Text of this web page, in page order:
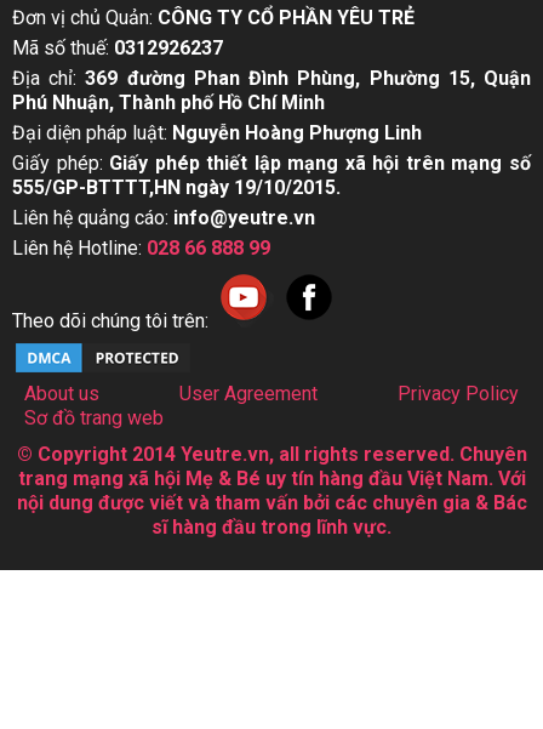
Đơn vị chủ Quản: CÔNG TY CỔ PHẦN YÊU TRẺ
Mã số thuế: 0312926237
Địa chỉ:369 đường Phan Đình Phùng, Phường 15, Quận
Phú Nhuận, Thành phố Hồ Chí Minh
Đại diện pháp luật: Nguyễn Hoàng Phượng Linh
Giấy phép: Giấy phép thiết lập mạng xã hội trên mạng số
555/GP-BTTTT,HN ngày 19/10/2015.
Liên hệ quảng cáo: info@yeutre.vn
Liên hệ Hotline: 028 66 888 99
Theo dõi chúng tôi trên:
About us User Agreement
Privacy Policy
Sơ đồ trang web
© Copyright 2014 Yeutre.vn, all rights reserved. Chuyên
trang mạng xã hội Mẹ & Bé uy tín hàng đầu Việt Nam. Với
nội dung được viết và tham vấn bởi các chuyên gia & Bác
sĩ hàng đầu trong lĩnh vực.